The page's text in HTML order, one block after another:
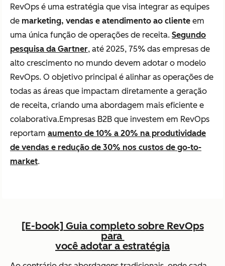
RevOps é uma estratégia que visa integrar as equipes
de marketing, vendas e atendimento ao cliente em
uma única função de operações de receita. Segundo
pesquisa da Gartner, até 2025, 75% das empresas de
alto crescimento no mundo devem adotar o modelo
RevOps. O objetivo principal é alinhar as operações de
todas as áreas que impactam diretamente a geração
de receita, criando uma abordagem mais eficiente e
colaborativa.Empresas B2B que investem em RevOps
reportam aumento de 10% a 20% na produtividade
de vendas e redução de 30% nos custos de go-to-
market.
[E-book] Guia completo sobre RevOps
para
você adotar a estratégia